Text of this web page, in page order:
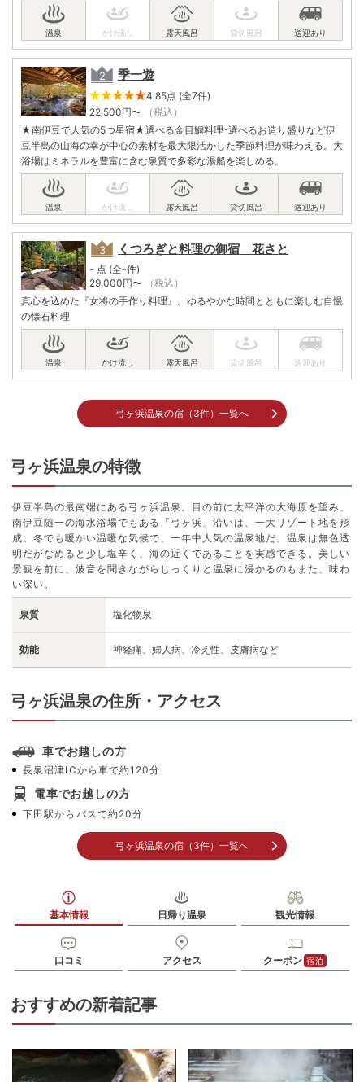
季一遊
4.85点 (全7件)
22,500円〜
（税込）
★南伊豆で人気の5つ星宿★選べる金目鯛料理･選べるお造り盛りなど伊
豆半島の山海の幸が中心の素材を最大限活かした季節料理が味わえる。大
浴場はミネラルを豊富に含む泉質で多彩な湯船を楽しめる。
くつろぎと料理の御宿 花さと
- 点 (全-件)
29,000円〜
（税込）
真心を込めた『女将の手作り料理』。ゆるやかな時間とともに楽しむ自慢
の懐石料理
弓ヶ浜温泉の宿（3件）一覧へ
弓ヶ浜温泉の特徴
伊豆半島の最南端にある弓ヶ浜温泉。目の前に太平洋の大海原を望み、
南伊豆随一の海水浴場でもある「弓ヶ浜」沿いは、一大リゾート地を形
成。冬でも暖かい温暖な気候で、一年中人気の温泉地だ。温泉は無色透
明だがなめると少し塩辛く、海の近くであることを実感できる。美しい
景観を前に、波音を聞きながらじっくりと温泉に浸かるのもまた、味わ
い深い。
泉質 塩化物泉
効能 神経痛、婦人病、冷え性、皮膚病など
弓ヶ浜温泉の住所・アクセス
車でお越しの方
長泉沼津ICから車で約120分
電車でお越しの方
下田駅からバスで約20分
弓ヶ浜温泉の宿（3件）一覧へ
基本情報 日帰り温泉 観光情報
口コミ アクセス クーポン 宿泊
おすすめの新着記事